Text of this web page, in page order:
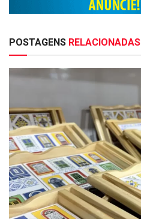
POSTAGENS RELACIONADAS